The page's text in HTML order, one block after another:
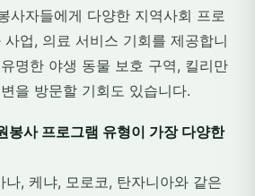
사자들에게 다양한 지역사회 프로
업, 의료 서비스 기회를 제공합니
명한 야생 동물 보호 구역, 킬리만
을 방문할 기회도 있습니다.
봉사 프로그램 유형이 가장 다양한
나, 케냐, 모로코, 탄자니아와 같은